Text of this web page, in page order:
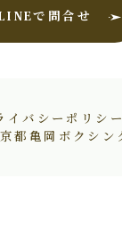
で問合せ
イバシーポリシー
京都亀岡ボクシン